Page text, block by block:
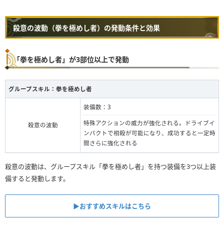
殺意の波動（拳を極めし者）の発動条件と効果
「拳を極めし者」が3部位以上で発動
グループスキル： 拳を極めし者
殺意の波動
装備数：3
特殊アクションの威力が強化される。ドライブイ
ンパクトで相殺が可能になり、成功すると一定時
間さらに強化される
殺意の波動は、グループスキル「拳を極めし者」を持つ装備を3つ以上装
備すると発動します。
▶︎おすすめスキルはこちら